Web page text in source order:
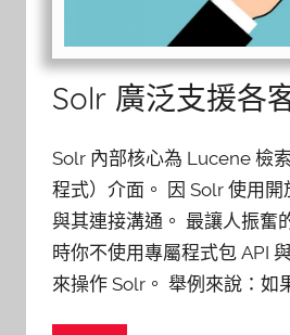
Solr 廣泛支援各
Solr 內部核心為 Lucene 檢
程式）介面。 因 Solr 使用
與其連接溝通。 最讓人振奮
時你不使用專屬程式包 API
來操作 Solr。 舉例來說：如